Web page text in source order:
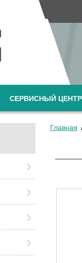
СЕРВИСНЫЙ ЦЕНТР
Главная